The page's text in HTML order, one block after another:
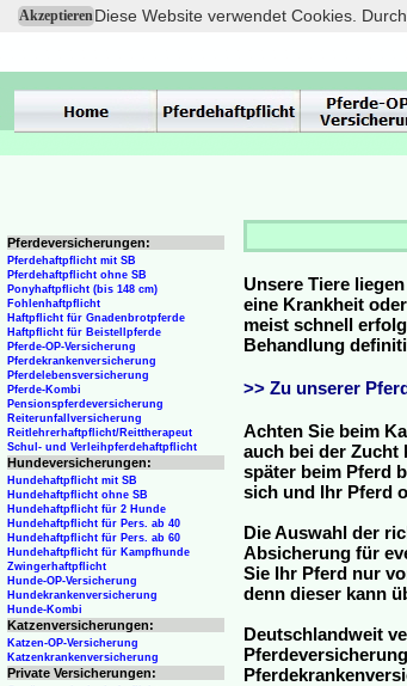
AkzeptierenDiese Website verwendet Cookies.
Unsere Tiere
eine Krankheit
meist schnell
Behandlung
>> Zu unserer
Achten Sie beim
auch bei der Zucht
später beim Pferd
sich und Ihr Pferd
Die Auswahl der
Absicherung für
Sie Ihr Pferd nur
denn dieser kann
Deutschlandweit
Pferdeversicherungen:
Pferdehaftpflicht mit SB
Pferdehaftpflicht ohne SB
Ponyhaftpflicht (bis 148 cm)
Fohlenhaftpflicht
Haftpflicht für Gnadenbrotpferde
Haftpflicht für Beistellpferde
Pferde-OP-Versicherung
Pferdekrankenversicherung
Pferdelebensversicherung
Pferde-Kombi
Pensionspferdeversicherung
Reiterunfallversicherung
Reitlehrerhaftpflicht/Reittherapeut
Schul- und Verleihpferdehaftpflicht
Hundeversicherungen:
Hundehaftpflicht mit SB
Hundehaftpflicht ohne SB
Hundehaftpflicht für 2 Hunde
Hundehaftpflicht für Pers. ab 40
Hundehaftpflicht für Pers. ab 60
Hundehaftpflicht für Kampfhunde
Zwingerhaftpflicht
Hunde-OP-Versicherung
Hundekrankenversicherung
Hunde-Kombi
Katzenversicherungen:
Katzen-OP-Versicherung
Katzenkrankenversicherung
Private Versicherungen: